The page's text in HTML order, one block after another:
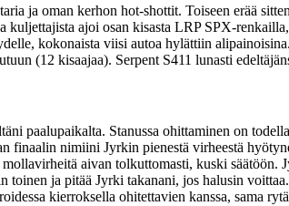
ja oman kerhon hot-shottit. Toiseen erää
ajoi osan kisasta LRP SPX-
kokonaista viisi autoa hylättiin
(12 kisaajaa). Serpent S411 lunasti
paalupaikalta. Stanussa ohittaminen on
finaalin nimiini Jyrkin pienestä virheestä
aivan tolkuttomasti, kuski
toinen ja pitää Jyrki takanani, jos halusin
kierroksella ohitettavien kanssa, sama